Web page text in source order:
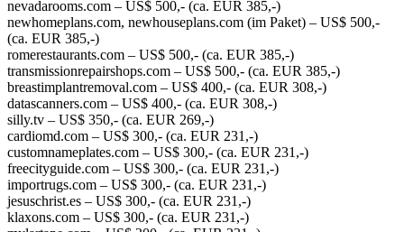
nevadarooms.com – US$ 500,- (ca. EUR 385,-)
newhomeplans.com, newhouseplans.com (im Paket) – US$ 500,-
(ca. EUR 385,-)
romerestaurants.com – US$ 500,- (ca. EUR 385,-)
transmissionrepairshops.com – US$ 500,- (ca. EUR 385,-)
breastimplantremoval.com – US$ 400,- (ca. EUR 308,-)
datascanners.com – US$ 400,- (ca. EUR 308,-)
silly.tv – US$ 350,- (ca. EUR 269,-)
cardiomd.com – US$ 300,- (ca. EUR 231,-)
customnameplates.com – US$ 300,- (ca. EUR 231,-)
freecityguide.com – US$ 300,- (ca. EUR 231,-)
importrugs.com – US$ 300,- (ca. EUR 231,-)
jesuschrist.es – US$ 300,- (ca. EUR 231,-)
klaxons.com – US$ 300,- (ca. EUR 231,-)